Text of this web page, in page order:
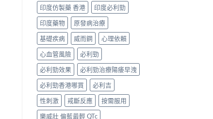
真
假〉
中
雙
效
偉
哥
價
錢、
效
果
與
購
買
攻
略〉
中
港
邊
度
買
正
貨？
2026
價
錢、
效
果
與
買
印度仿製藥 香港
印度必利勁
印度藥物
原發病治療
基礎疾病
威而鋼
心理依賴
心血管風險
必利勁
必利勁效果
必利勁治療陽痿早洩
必利勁香港哪買
必利吉
性刺激
戒斷反應
按需服用
樂威壯 偏藍最輕 QTc